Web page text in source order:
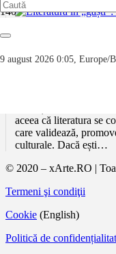
9 august 2026 0:05, Europe/
Literatura în
și criza
aceea că literatura se
care validează,
culturale. Dacă ești…
© 2020 – xArte.RO |
Termeni şi condiţii
Cookie (English)
Politică de